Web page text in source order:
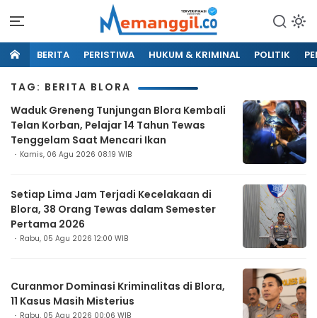
BERITA PERISTIWA HUKUM & KRIMINAL POLITIK
TAG: BERITA BLORA
Waduk Greneng Tunjungan Blora Kembali
Telan Korban, Pelajar 14 Tahun Tewas
Tenggelam Saat Mencari Ikan
Kamis, 06 Agu 2026 08:19 WIB
Setiap Lima Jam Terjadi Kecelakaan di
Blora, 38 Orang Tewas dalam Semester
Pertama 2026
Rabu, 05 Agu 2026 12:00 WIB
Curanmor Dominasi Kriminalitas di Blora,
11 Kasus Masih Misterius
Rabu, 05 Agu 2026 00:06 WIB